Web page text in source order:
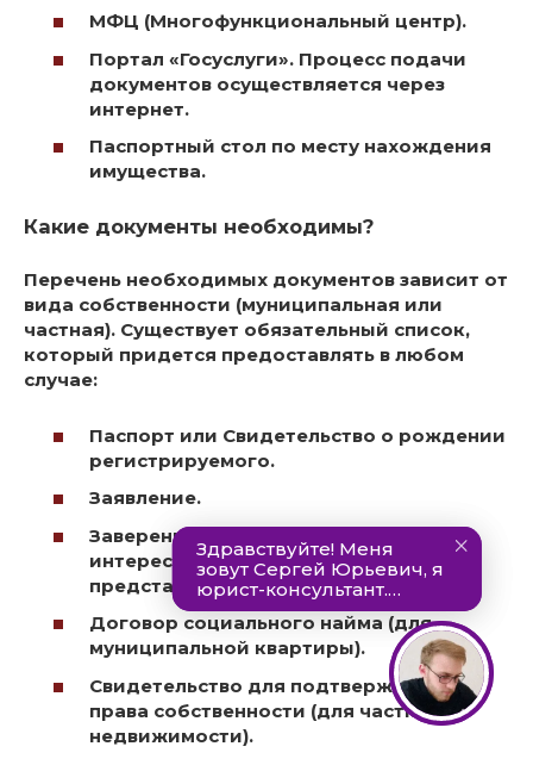
МФЦ (Многофункциональный центр).
Портал «Госуслуги». Процесс подачи
документов осуществляется через
интернет.
Паспортный стол по месту нахождения
имущества.
Какие документы необходимы?
Перечень необходимых документов зависит от
вида собственности (муниципальная или
частная). Существует обязательный список,
который придется предоставлять в любом
случае:
Паспорт или Свидетельство о рождении
регистрируемого.
Заявление.
Заверенная доверенность, если
интересы прописываемого
представляет другое лицо.
Договор социального найма (для
муниципальной квартиры).
Свидетельство для подтверждения
права собственности (для частной
недвижимости).